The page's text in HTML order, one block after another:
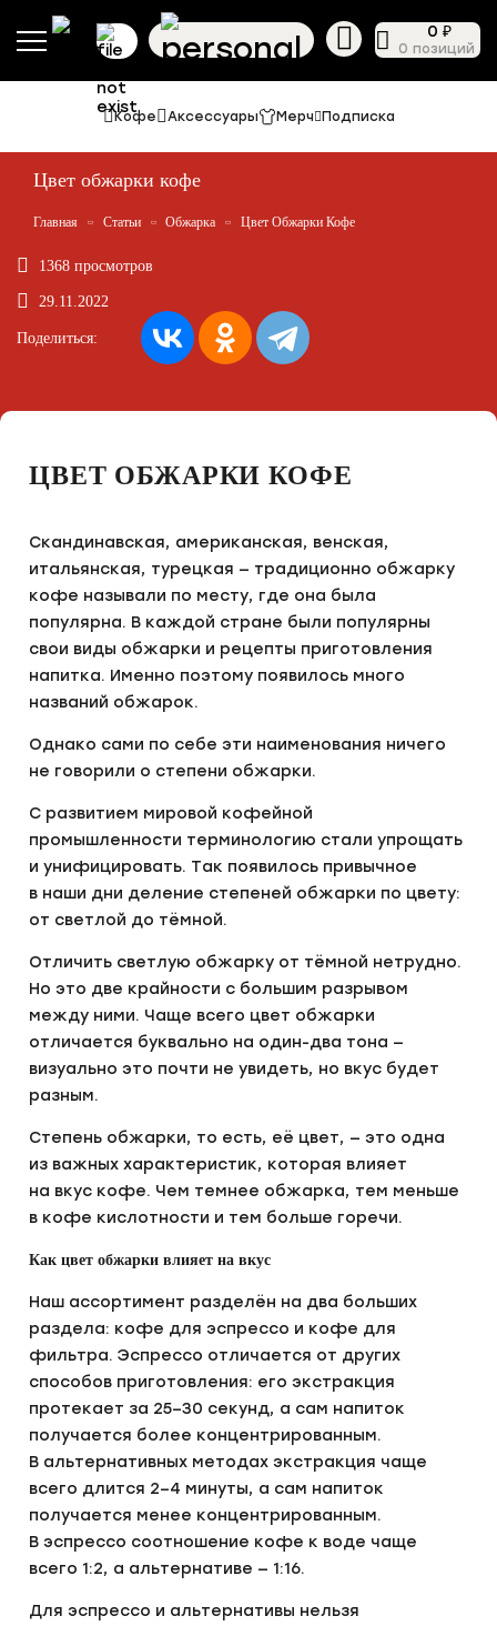
0 ₽
0 позиций
Кофе Аксессуары Мерч Подписка
Цвет обжарки кофе
Главная Статьи Обжарка Цвет Обжарки Кофе
1368 просмотров
29.11.2022
Поделиться:
ЦВЕТ ОБЖАРКИ КОФЕ
Скандинавская, американская, венская,
итальянская, турецкая — традиционно обжарку
кофе называли по месту, где она была
популярна. В каждой стране были популярны
свои виды обжарки и рецепты приготовления
напитка. Именно поэтому появилось много
названий обжарок.
Однако сами по себе эти наименования ничего
не говорили о степени обжарки.
С развитием мировой кофейной
промышленности терминологию стали упрощать
и унифицировать. Так появилось привычное
в наши дни деление степеней обжарки по цвету:
от светлой до тёмной.
Отличить светлую обжарку от тёмной нетрудно.
Но это две крайности с большим разрывом
между ними. Чаще всего цвет обжарки
отличается буквально на один-два тона —
визуально это почти не увидеть, но вкус будет
разным.
Степень обжарки, то есть, её цвет, — это одна
из важных характеристик, которая влияет
на вкус кофе. Чем темнее обжарка, тем меньше
в кофе кислотности и тем больше горечи.
Как цвет обжарки влияет на вкус
Наш ассортимент разделён на два больших
раздела: кофе для эспрессо и кофе для
фильтра. Эспрессо отличается от других
способов приготовления: его экстракция
протекает за 25–30 секунд, а сам напиток
получается более концентрированным.
В альтернативных методах экстракция чаще
всего длится 2–4 минуты, а сам напиток
получается менее концентрированным.
В эспрессо соотношение кофе к воде чаще
всего 1:2, а альтернативе — 1:16.
Для эспрессо и альтернативы нельзя